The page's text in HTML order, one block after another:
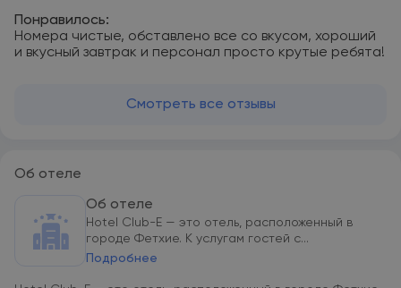
Понравилось:
Номера чистые, обставлено все со вкусом, хороший
и вкусный завтрак и персонал просто крутые ребята!
Смотреть все отзывы
Об отеле
Об отеле
Hotel Club-E — это отель, расположенный в
городе Фетхие. К услугам гостей с...
Подробнее